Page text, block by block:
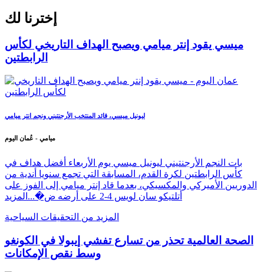
إخترنا لك
ميسي يقود إنتر ميامي ويصبح الهداف التاريخي لكأس
الرابطتين
ليونيل ميسي، قائد المنتخب الأرجنتيني ونجم انتر ميامي
ميامي - عُمان اليوم
بات النجم الأرجنتيني ليونيل ميسي يوم الأربعاء أفضل هداف في
كأس الرابطتين لكرة القدم، المسابقة التي تجمع سنويا أندية من
الدوريين الأميركي والمكسيكي، بعدما قاد إنتر ميامي إلى الفوز على
أتلتيكو سان لويس 4-2 على أرضه ض�...
المزيد
المزيد من التحقيقات السياحية
الصحة العالمية تحذر من تسارع تفشي إيبولا في الكونغو
وسط نقص الإمكانات